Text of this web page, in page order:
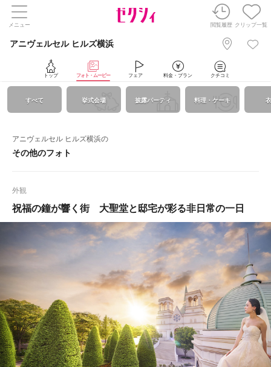
メニュー 閲覧履歴 クリップ一覧
アニヴェルセル ヒルズ横浜
トップ フォト・ムービー フェア 料金・プラン クチコミ
すべて 挙式会場 披露パーティ 料理・ケーキ
アニヴェルセル ヒルズ横浜の
その他のフォト
祝福の鐘が響く街 大聖堂と邸宅が彩る非日常の一日
外観